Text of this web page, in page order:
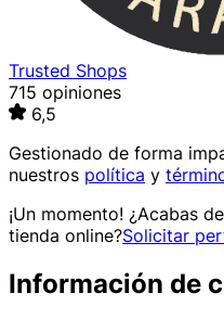
Trusted Shops
715 opiniones
6,5
Gestionado de forma
nuestros política y
¡Un momento! ¿Acabas
tienda online?Solicitar
Información de